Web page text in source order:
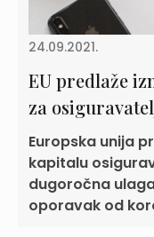
24.09.2021.
EU predlaže
za
Europska unija
kapitalu
dugoročna
oporavak od